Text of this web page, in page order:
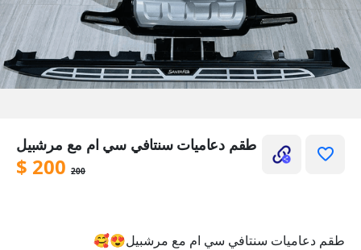
طقم دعاميات سنتافي سي ام مع مرشبيل
$ 200 200
طقم دعاميات سنتافي سي ام مع مرشبيل😍🥰